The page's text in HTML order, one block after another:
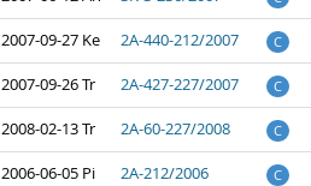
2007-09-27 Ke 2A-440-212/2007 C
2007-09-26 Tr 2A-427-227/2007 C
2008-02-13 Tr 2A-60-227/2008 C
2006-06-05 Pi 2A-212/2006 C